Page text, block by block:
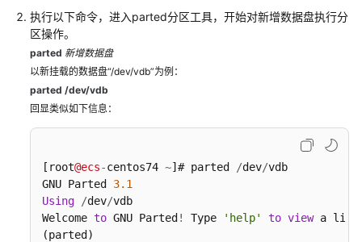
南
（阿
布
扎
比
区
参
（阿
布
执行以下命令，进入parted分区工具，开始对新增数据盘执行分
区操作。
parted 新增数据盘
以新挂载的数据盘“/dev/vdb”为例：
parted /dev/vdb
回显类似如下信息：
[root@ecs-centos74 ~]# parted /dev/vdb
GNU Parted 3.1
Using
/dev/vdb
Welcome to GNU Parted ! Type 'help' to view a
(parted)